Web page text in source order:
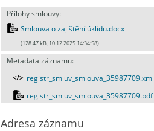
Přílohy smlouvy:
Smlouva o zajištění úklidu.docx
(128.47 kB, 10.12.2025 14:34:58)
Metadata záznamu:
registr_smluv_smlouva_35987709.xml
registr_smluv_smlouva_35987709.pdf
Adresa záznamu